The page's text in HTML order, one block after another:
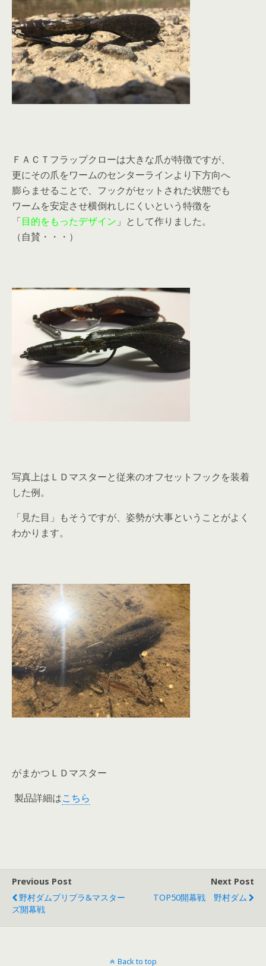
ＦＡＣＴフラップクローは大きな爪が特徴ですが、
更にその爪をワームのセンターラインより下方向へ
膨らませることで、フックがセットされた状態でも
ワームを安定させ横倒れしにくいという特徴を
「目的をもったデザイン 」として作りました。
（自賛・・・）
写真上はＬＤマスターと従来のオフセットフックを装着
した例。
「見た目」もそうですが、姿勢が大事ということがよく
わかります。
がまかつＬＤマスター
製品詳細はこちら
Previous Post
野村ダムプリプラ&マスター
ズ開幕戦
Next Post
TOP50開幕戦 野村ダム
Back to top